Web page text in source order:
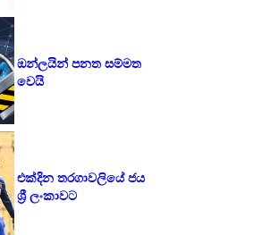
ඔන්ලයින් පනත සම්මත
වෙයි
එක්දින තරගාවලියේ ජය
ශ්‍රී ලංකාවට